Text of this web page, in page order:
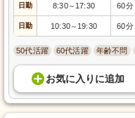
日勤 8:30～ 17:30 60分
日勤 10:30～ 19:30 60分
50代活躍 60代活躍 年齢不問
お気に入り に追加